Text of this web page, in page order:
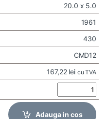
20.0 x 5.0
1961
430
CMD12
167,22 lei cu TVA
Adauga in cos